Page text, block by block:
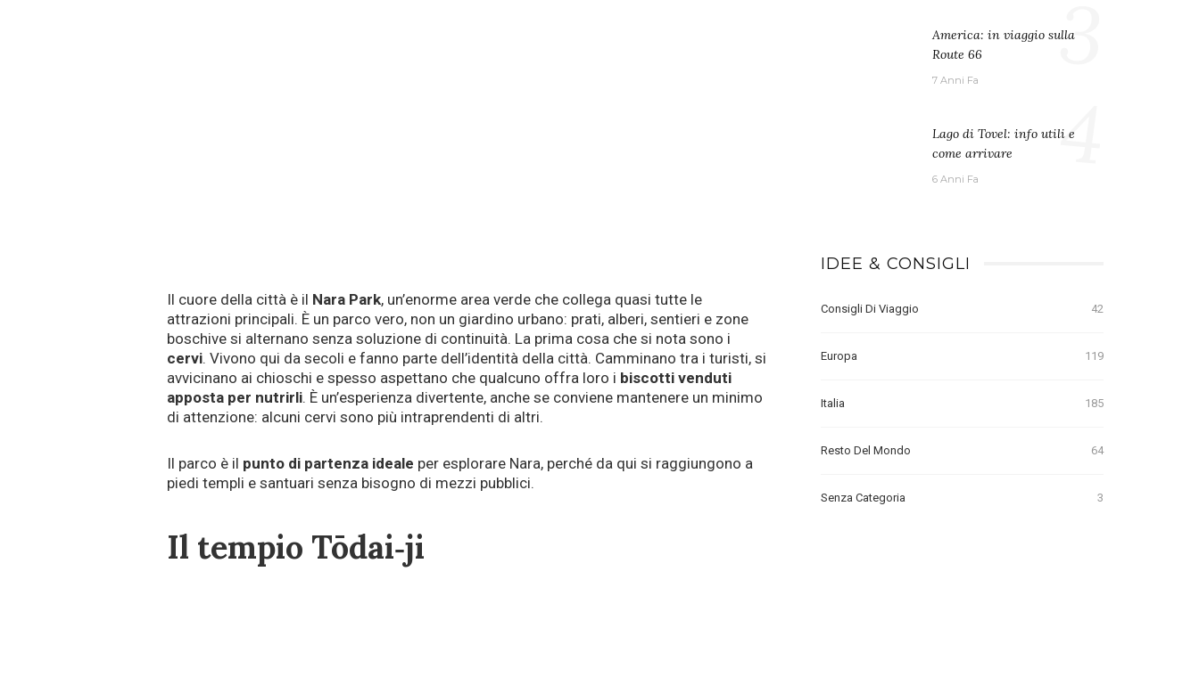
Il cuore della città è il Nara Park, un’enorme area verde che collega quasi tutte le
attrazioni principali. È un parco vero, non un giardino urbano: prati, alberi, sentieri e zone
boschive si alternano senza soluzione di continuità. La prima cosa che si nota sono i
cervi. Vivono qui da secoli e fanno parte dell’identità della città. Camminano tra i turisti, si
avvicinano ai chioschi e spesso aspettano che qualcuno offra loro i biscotti venduti
apposta per nutrirli. È un’esperienza divertente, anche se conviene mantenere un minimo
di attenzione: alcuni cervi sono più intraprendenti di altri.
Il parco è il punto di partenza ideale per esplorare Nara, perché da qui si raggiungono a
piedi templi e santuari senza bisogno di mezzi pubblici.
Il tempio Tōdai‑ji
America: in viaggio sulla
Route 66
7 Anni Fa 3
Lago di Tovel: info utili e
come arrivare
6 Anni Fa 4
IDEE & CONSIGLI
Consigli Di Viaggio 42
Europa 119
Italia 185
Resto Del Mondo 64
Senza Categoria 3